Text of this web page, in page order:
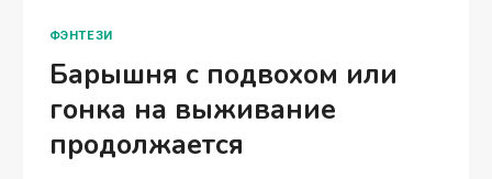
ФЭНТЕЗИ
Барышня с подвохом или
гонка на выживание
продолжается